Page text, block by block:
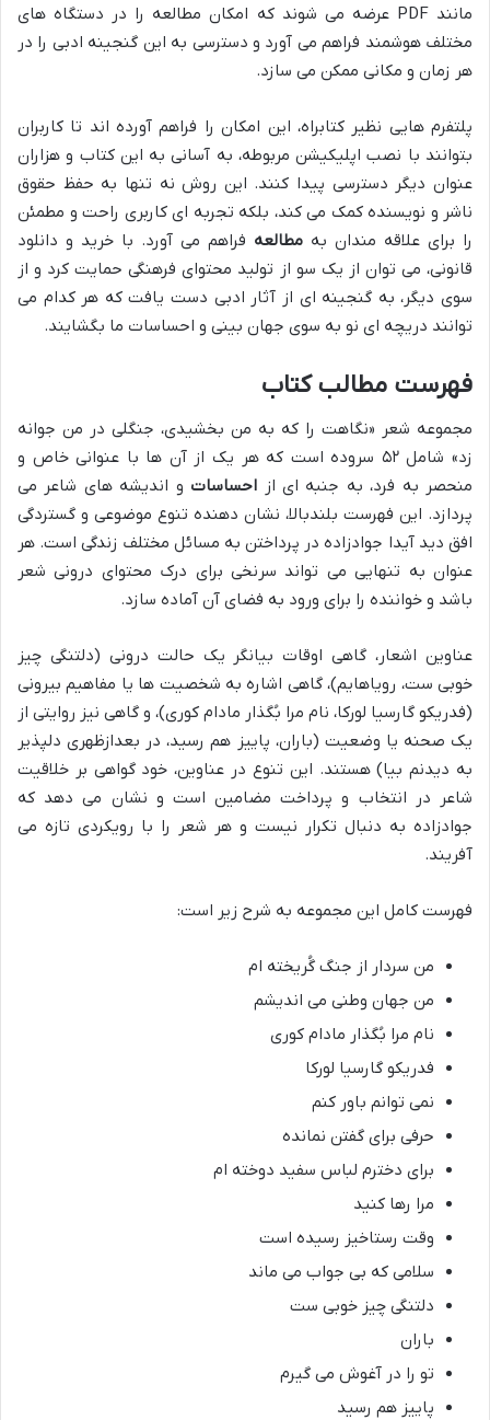
مانند PDF عرضه می شوند که امکان مطالعه را در دستگاه های
مختلف هوشمند فراهم می آورد و دسترسی به این گنجینه ادبی را در
هر زمان و مکانی ممکن می سازد.
پلتفرم هایی نظیر کتابراه، این امکان را فراهم آورده اند تا کاربران
بتوانند با نصب اپلیکیشن مربوطه، به آسانی به این کتاب و هزاران
عنوان دیگر دسترسی پیدا کنند. این روش نه تنها به حفظ حقوق
ناشر و نویسنده کمک می کند، بلکه تجربه ای کاربری راحت و مطمئن
را برای علاقه مندان به مطالعه فراهم می آورد. با خرید و دانلود
قانونی، می توان از یک سو از تولید محتوای فرهنگی حمایت کرد و از
سوی دیگر، به گنجینه ای از آثار ادبی دست یافت که هر کدام می
توانند دریچه ای نو به سوی جهان بینی و احساسات ما بگشایند.
فهرست مطالب کتاب
مجموعه شعر «نگاهت را که به من بخشیدی، جنگلی در من جوانه
زد» شامل ۵۲ سروده است که هر یک از آن ها با عنوانی خاص و
منحصر به فرد، به جنبه ای از احساسات و اندیشه های شاعر می
پردازد. این فهرست بلندبالا، نشان دهنده تنوع موضوعی و گستردگی
افق دید آیدا جوادزاده در پرداختن به مسائل مختلف زندگی است. هر
عنوان به تنهایی می تواند سرنخی برای درک محتوای درونی شعر
باشد و خواننده را برای ورود به فضای آن آماده سازد.
عناوین اشعار، گاهی اوقات بیانگر یک حالت درونی (دلتنگی چیز
خوبی ست، رویاهایم)، گاهی اشاره به شخصیت ها یا مفاهیم بیرونی
(فدریکو گارسیا لورکا، نام مرا بُگذار مادام کوری)، و گاهی نیز روایتی از
یک صحنه یا وضعیت (باران، پاییز هم رسید، در بعدازظهری دلپذیر
به دیدنم بیا) هستند. این تنوع در عناوین، خود گواهی بر خلاقیت
شاعر در انتخاب و پرداخت مضامین است و نشان می دهد که
جوادزاده به دنبال تکرار نیست و هر شعر را با رویکردی تازه می
آفریند.
فهرست کامل این مجموعه به شرح زیر است:
من سردار از جنگ گُریخته ام
من جهان وطنی می اندیشم
نام مرا بُگذار مادام کوری
فدریکو گارسیا لورکا
نمی توانم باور کنم
حرفی برای گفتن نمانده
برای دخترم لباس سفید دوخته ام
مرا رها کنید
وقت رستاخیز رسیده است
سلامی که بی جواب می ماند
دلتنگی چیز خوبی ست
باران
تو را در آغوش می گیرم
پاییز هم رسید